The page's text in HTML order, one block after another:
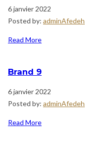
6 janvier 2022
Posted by: adminAfedeh
Read More
Brand 9
6 janvier 2022
Posted by: adminAfedeh
Read More